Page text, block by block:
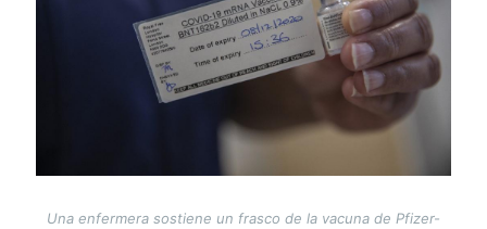
Una enfermera sostiene un frasco de la vacuna de Pfizer-